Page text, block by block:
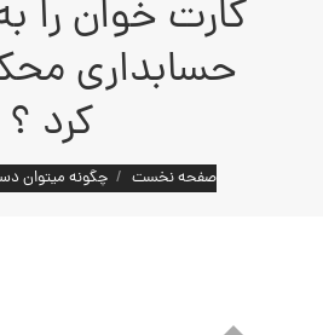
کارت خوان را
حسابداری
کرد ؟
مکان شما:
صفحه نخست چگونه میتوان